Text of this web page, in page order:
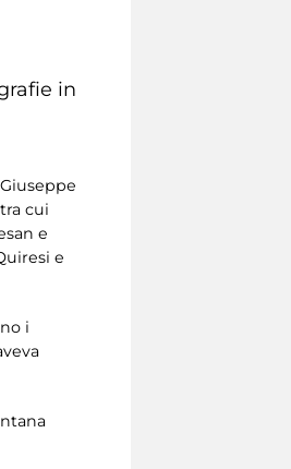
in
cui
e
e
i